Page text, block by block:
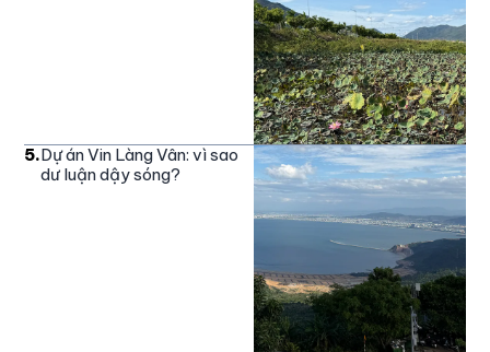
5.Dự án Vin Làng Vân: vì sao
dư luận dậy sóng?